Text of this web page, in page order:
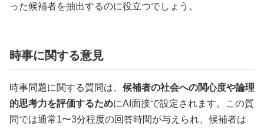
った候補者を抽出するのに役立つでしょう。
時事に関する意見
時事問題に関する質問は、 候補者の社会への関心度や論理
的思考力を評価するためにAI面接で設定されます。この質
問では通常1〜3分程度の回答時間が与えられ、候補者は